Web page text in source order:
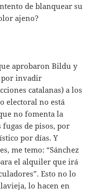
de blanquear su
ajeno?
aprobaron Bildu y
por invadir
catalanas) a los
electoral no está
no fomenta la
de pisos, por
por días. Y
me temo: “Sánchez
el alquiler que irá
Esto no lo
lo hacen en